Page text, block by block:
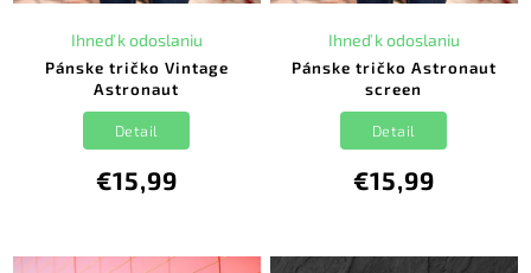
Pánske tričko Vintage
Astronaut
Ihneď k odoslaniu
€15,99
Detail
Pánske tričko Astronaut
screen
Ihneď k odoslaniu
€15,99
Detail